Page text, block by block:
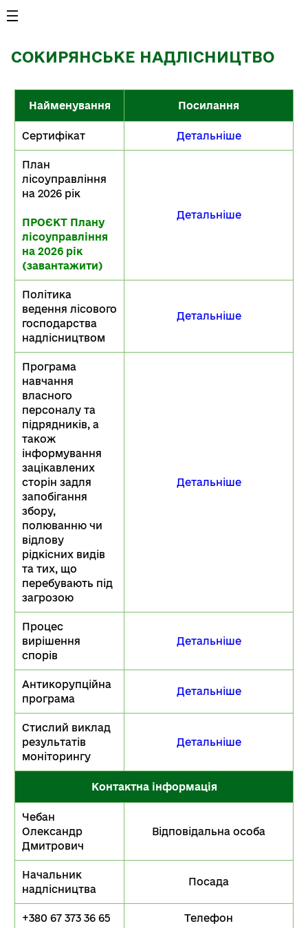
СОКИРЯНСЬКЕ НАДЛІСНИЦТВО
Найменування Посилання
Сертифікат Детальніше
План
лісоуправління
на 2026 рік
ПРОЄКТ Плану
лісоуправління
на 2026 рік
(завантажити)
Детальніше
Політика
ведення лісового
господарства
надлісництвом
Детальніше
Програма
навчання
власного
персоналу та
підрядників, а
також
інформування
зацікавлених
сторін задля
запобігання
збору,
полюванню чи
відлову
рідкісних видів
та тих, що
перебувають під
загрозою
Детальніше
Процес
вирішення
спорів
Детальніше
Антикорупційна
програма
Детальніше
Стислий виклад
результатів
моніторингу
Детальніше
Контактна інформація
Чебан
Олександр
Дмитрович
Відповідальна особа
Начальник
надлісництва
Посада
+380 67 373 36 65 Телефон